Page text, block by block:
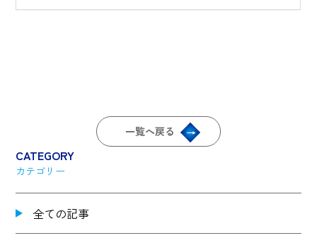
CATEGORY
カテゴリー
全ての記事
一覧へ戻る